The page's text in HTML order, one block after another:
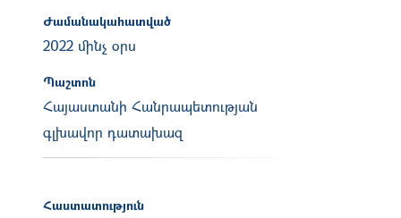
Ժամանակահատված
2022 մինչ օրս
Պաշտոն
Հայաստանի Հանրապետության
գլխավոր դատախազ
Հաստատություն